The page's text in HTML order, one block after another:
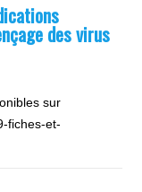
des virus
sur
fiches-et-